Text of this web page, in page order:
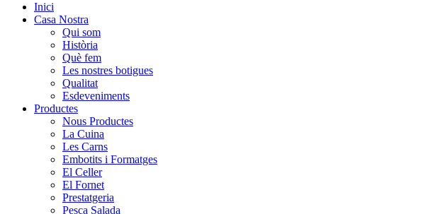
Inici
Casa Nostra
Qui som
Història
Què fem
Les nostres botigues
Qualitat
Esdeveniments
Productes
Nous Productes
La Cuina
Les Carns
Embotits i Formatges
El Celler
El Fornet
Prestatgeria
Pesca Salada